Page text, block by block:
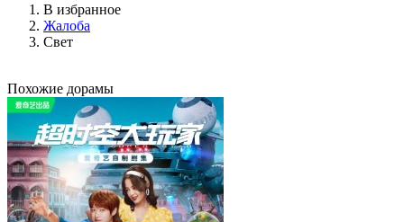
В избранное
Жалоба
Свет
Похожие дорамы